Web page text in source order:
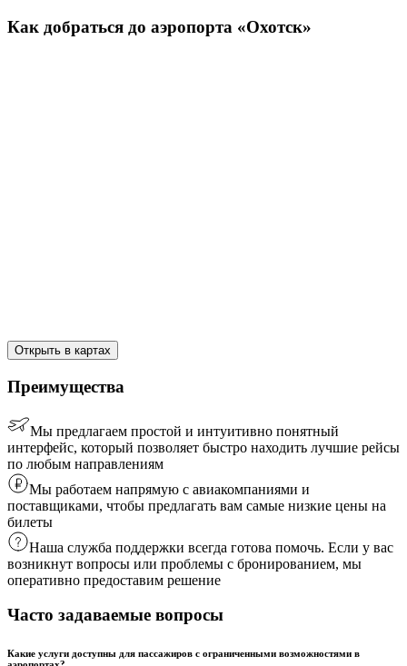
Как добраться до аэропорта «Охотск»
Открыть в картах
Преимущества
Мы предлагаем простой и интуитивно понятный
интерфейс, который позволяет быстро находить лучшие рейсы
по любым направлениям
Мы работаем напрямую с авиакомпаниями и
поставщиками, чтобы предлагать вам самые низкие цены на
билеты
Наша служба поддержки всегда готова помочь. Если у вас
возникнут вопросы или проблемы с бронированием, мы
оперативно предоставим решение
Часто задаваемые вопросы
Какие услуги доступны для пассажиров с ограниченными возможностями в